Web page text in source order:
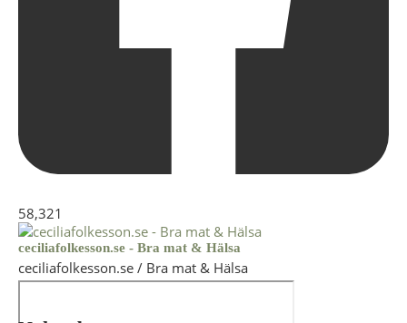
58,321
ceciliafolkesson.se - Bra mat & Hälsa
ceciliafolkesson.se / Bra mat & Hälsa